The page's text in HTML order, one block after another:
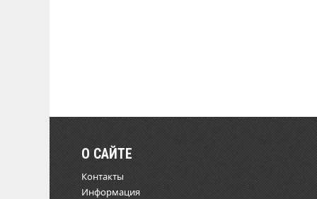
О САЙТЕ
Контакты
Информация